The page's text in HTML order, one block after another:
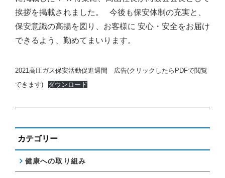
挨拶を掲載されました。 今後も保安体制の充実と、
保安意識の高揚を図り、お客様に 安心・安全をお届け
できるよう、勤めてまいります。
2021高圧ガス保安活動促進週間 広告(クリックしたらPDFで閲覧
できます)
ダウンロード
カテゴリー
健康への取り組み